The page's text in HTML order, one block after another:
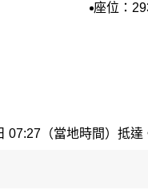
座位：
（當地時間）抵達